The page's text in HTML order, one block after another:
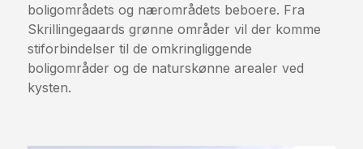
boligområdets og nærområdets beboere. Fra
Skrillingegaards grønne områder vil der komme
stiforbindelser til de omkringliggende
boligområder og de naturskønne arealer ved
kysten.